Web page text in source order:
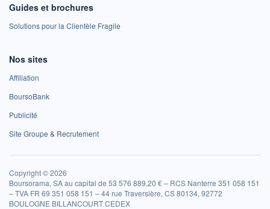
Guides et brochures
Solutions pour la Clientèle Fragile
Nos sites
Affiliation
BoursoBank
Publicité
Site Groupe & Recrutement
Copyright © 2026
Boursorama, SA au capital de 53 576 889,20 € – RCS Nanterre 351 058 151
– TVA FR 69 351 058 151 – 44 rue Traversière, CS 80134, 92772
BOULOGNE BILLANCOURT CEDEX